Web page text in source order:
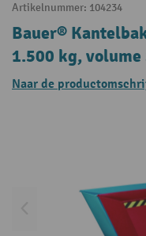
Artikelnummer: 104234
Bauer®
1.500 kg, volume
Naar de